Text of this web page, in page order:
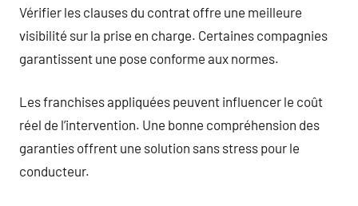
Vérifier les clauses du contrat offre une meilleure
visibilité sur la prise en charge. Certaines compagnies
garantissent une pose conforme aux normes.
Les franchises appliquées peuvent influencer le coût
réel de l’intervention. Une bonne compréhension des
garanties offrent une solution sans stress pour le
conducteur.